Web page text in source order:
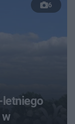
6
letniego
w